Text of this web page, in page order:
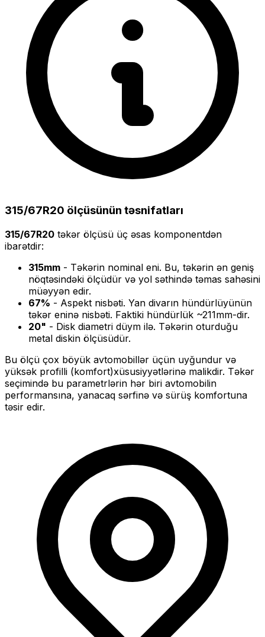
315/67R20 ölçüsünün təsnifatları
315/67R20 təkər ölçüsü üç əsas komponentdən
ibarətdir:
315mm - Təkərin nominal eni. Bu, təkərin ən geniş
nöqtəsindəki ölçüdür və yol səthində təmas sahəsini
müəyyən edir.
67% - Aspekt nisbəti. Yan divarın hündürlüyünün
təkər eninə nisbəti. Faktiki hündürlük ~211mm-dir.
20" - Disk diametri düym ilə. Təkərin oturduğu
metal diskin ölçüsüdür.
Bu ölçü çox böyük avtomobillər üçün uyğundur və
yüksək profilli (komfort)xüsusiyyətlərinə malikdir. Təkər
seçimində bu parametrlərin hər biri avtomobilin
performansına, yanacaq sərfinə və sürüş komfortuna
təsir edir.